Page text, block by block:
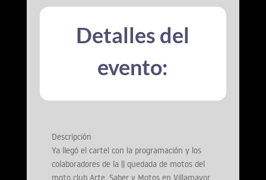
Detalles del
evento:
Descripción
Ya llegó el cartel con la programación y los
colaboradores de la || quedada de motos del
moto club Arte, Saber y Motos en Villamayor